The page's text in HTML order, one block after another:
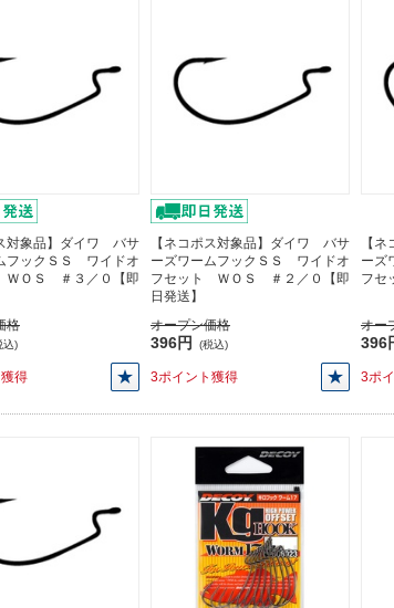
対象品】ダイワ バサ
フックＳＳ ワイドオ
ＯＳ ＃３／０【即
格
込)
得
【ネコポス対象品】ダイワ バサ
ーズワームフックＳＳ ワイドオ
フセット ＷＯＳ ＃２／０【即
日発送】
オープン価格
396円 (税込)
3ポイント獲得
【
ーズ
フ
オー
396
3ポ